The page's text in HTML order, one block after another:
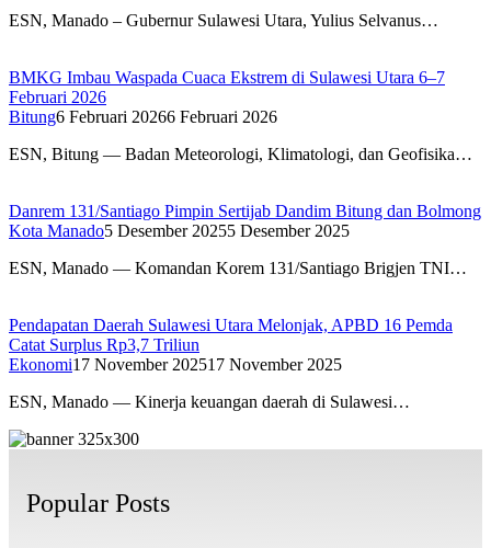
ESN, Manado – Gubernur Sulawesi Utara, Yulius Selvanus…
BMKG Imbau Waspada Cuaca Ekstrem di Sulawesi Utara 6–7
Februari 2026
Bitung6 Februari 20266 Februari 2026
ESN, Bitung — Badan Meteorologi, Klimatologi, dan Geofisika…
Danrem 131/Santiago Pimpin Sertijab Dandim Bitung dan Bolmong
Kota Manado5 Desember 20255 Desember 2025
ESN, Manado — Komandan Korem 131/Santiago Brigjen TNI…
Pendapatan Daerah Sulawesi Utara Melonjak, APBD 16 Pemda
Catat Surplus Rp3,7 Triliun
Ekonomi17 November 202517 November 2025
ESN, Manado — Kinerja keuangan daerah di Sulawesi…
Popular Posts